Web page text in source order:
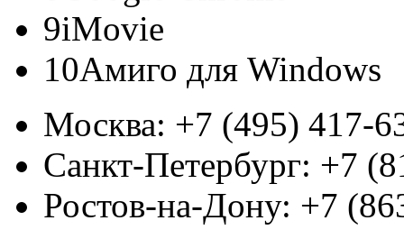
9iMovie
10Амиго для Windows
Москва: +7 (495) 417-
Санкт-Петербург: +7
Ростов-на-Дону: +7